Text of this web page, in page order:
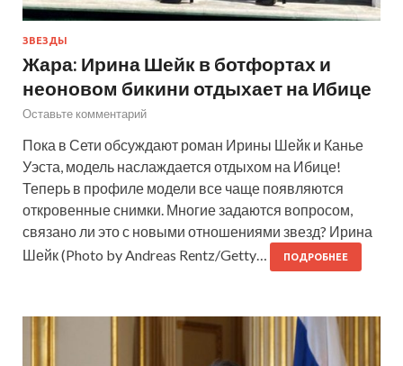
ЗВЕЗДЫ
Жара: Ирина Шейк в ботфортах и
неоновом бикини отдыхает на Ибице
Оставьте комментарий
Пока в Сети обсуждают роман Ирины Шейк и Канье
Уэста, модель наслаждается отдыхом на Ибице!
Теперь в профиле модели все чаще появляются
откровенные снимки. Многие задаются вопросом,
связано ли это с новыми отношениями звезд? Ирина
Шейк (Photo by Andreas Rentz/Getty…
ПОДРОБНЕЕ